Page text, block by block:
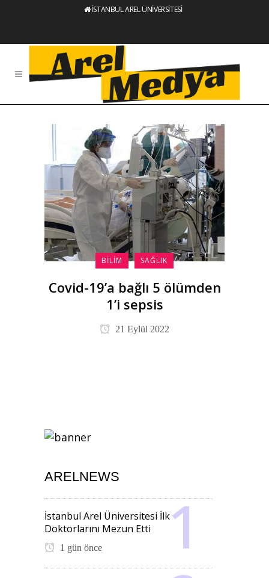
İSTANBUL AREL ÜNİVERSİTESİ
BILIM SAĞLIK
Covid-19’a bağlı 5 ölümden
1’i sepsis
21 Eylül 2022
ARELNEWS
İstanbul Arel Üniversitesi İlk
Doktorlarını Mezun Etti
1 gün önce